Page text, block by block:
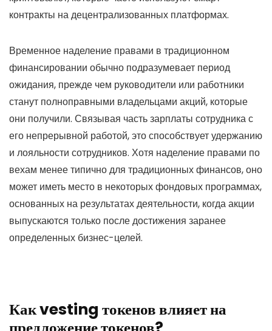
контракты на децентрализованных платформах.
Временное наделение правами в традиционном
финансировании обычно подразумевает период
ожидания, прежде чем руководители или работники
станут полноправными владельцами акций, которые
они получили. Связывая часть зарплаты сотрудника с
его непрерывной работой, это способствует удержанию
и лояльности сотрудников. Хотя наделение правами по
вехам менее типично для традиционных финансов, оно
может иметь место в некоторых фондовых программах,
основанных на результатах деятельности, когда акции
выпускаются только после достижения заранее
определенных бизнес-целей.
Как vesting токенов влияет на